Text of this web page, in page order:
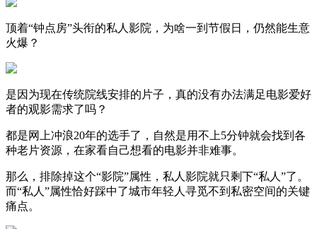
顶着“钟点房”头衔的私人影院，为啥一到节假日，仍然能生意
火爆？
是因为现在传统院线安排的片子，真的没有办法满足电影爱好
者的观影需求了吗？
都是网上冲浪20年的选手了，自然是用不上5分钟就会找到各
种老片资源，在家看自己想看的电影并非难事。
那么，排除掉这个“影院”属性，私人影院就只剩下“私人”了。
而“私人”属性恰好踩中了城市年轻人寻觅不到私密空间的关键
痛点。